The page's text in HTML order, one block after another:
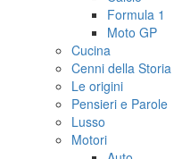
Formula 1
Moto GP
Cucina
Cenni della Storia
Le origini
Pensieri e Parole
Lusso
Motori